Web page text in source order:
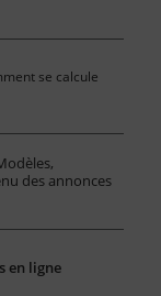
se calcule
des annonces
en ligne